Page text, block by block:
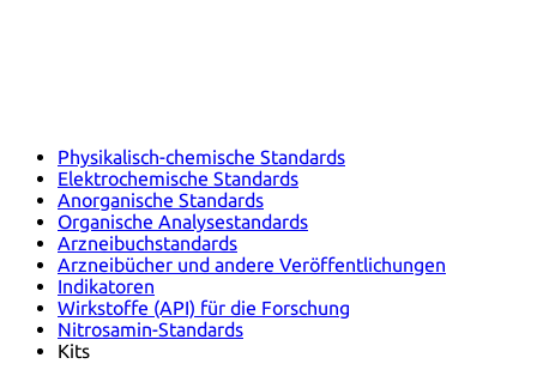
Physikalisch-chemische Standards
Elektrochemische Standards
Anorganische Standards
Organische Analysestandards
Arzneibuchstandards
Arzneibücher und andere Veröffentlichungen
Indikatoren
Wirkstoffe (API) für die Forschung
Nitrosamin-Standards
Kits